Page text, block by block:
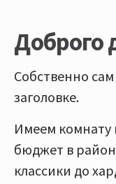
Доброго
Собственно
заголовке.
Имеем комнату
бюджет в
классики до